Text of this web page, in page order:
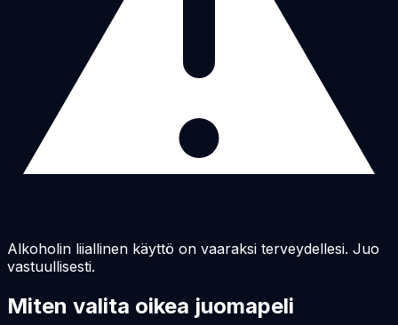
Alkoholin liiallinen käyttö on vaaraksi terveydellesi. Juo
vastuullisesti.
Miten valita oikea juomapeli